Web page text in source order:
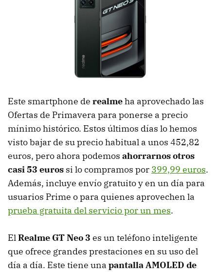
Este smartphone de realmeha aprovechado las
Ofertas de Primavera para ponerse a precio
mínimo histórico. Estos últimos días lo hemos
visto bajar de su precio habitual a unos 452,82
euros, pero ahora podemos ahorrarnos otros
casi 53 euros si lo compramos por 399,99 euros.
Además, incluye envío gratuito y en un día para
usuarios Prime o para quienes aprovechen la
prueba gratuita del servicio por un mes.
ElRealme GT Neo 3 es un teléfono inteligente
que ofrece grandes prestaciones en su uso del
día a día. Este tiene una pantalla AMOLED de